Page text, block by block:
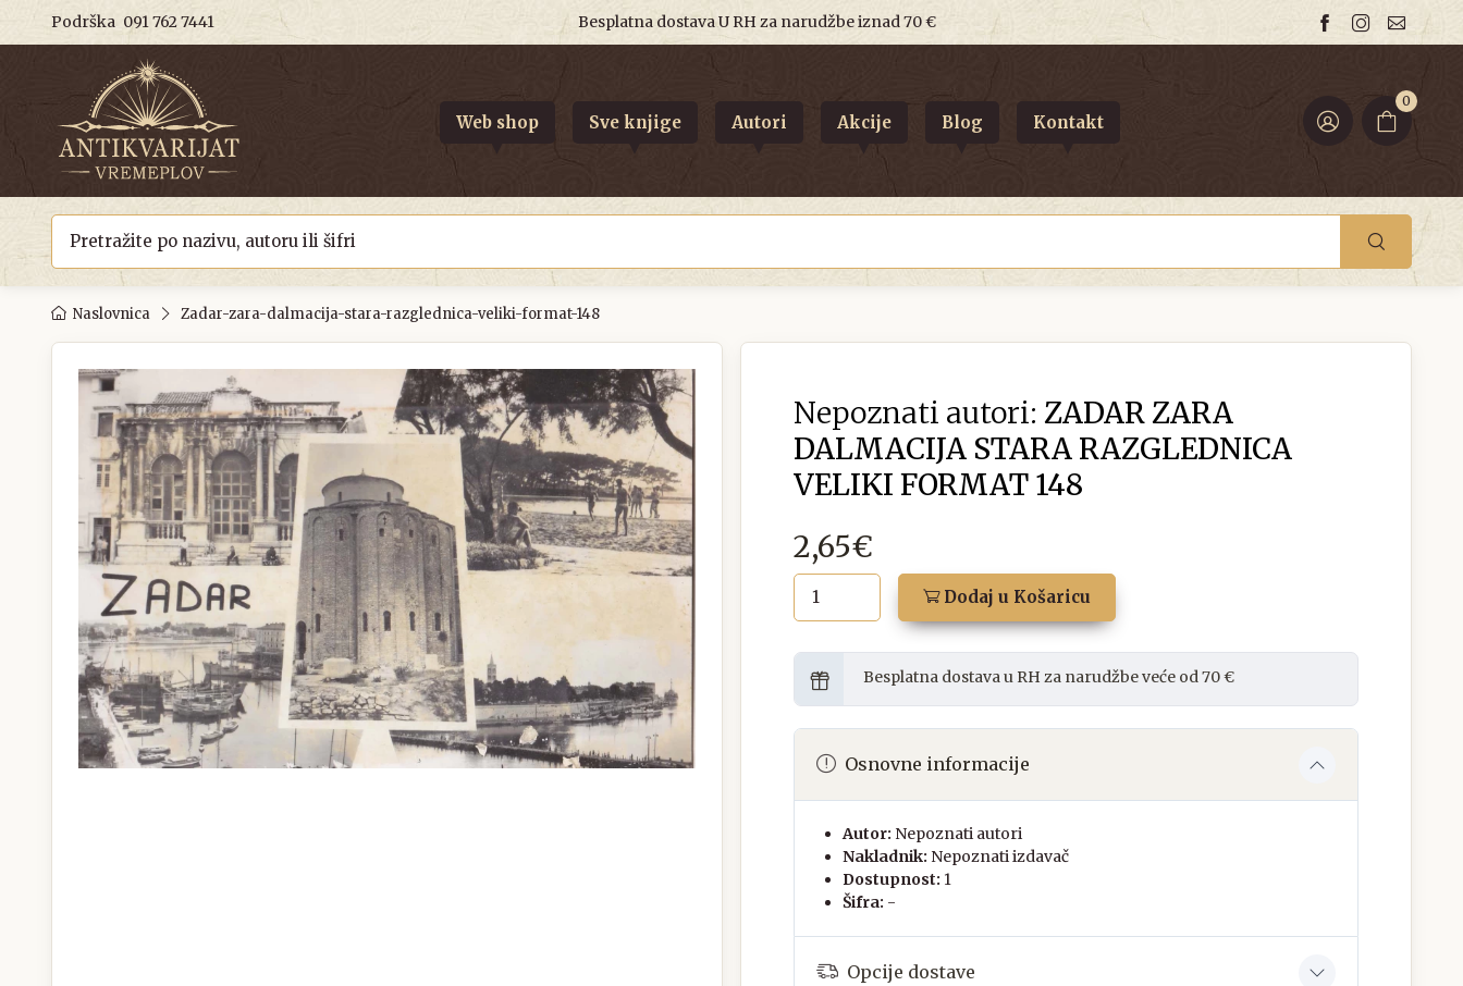
Podrška 091 762 7441 Besplatna dostava U RH za narudžbe iznad 70 €
0
Web shop Sve knjige Autori Akcije Blog Kontakt
Naslovnica Zadar-zara-dalmacija-stara-razglednica-veliki-format-148
Nepoznati autori: ZADAR ZARA
DALMACIJA STARA RAZGLEDNICA
VELIKI FORMAT 148
2,65€
Dodaj u Košaricu
Besplatna dostava u RH za narudžbe veće od 70 €
Osnovne informacije
Autor: Nepoznati autori
Nakladnik: Nepoznati izdavač
Dostupnost: 1
Šifra: -
Opcije dostave